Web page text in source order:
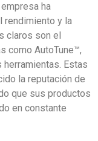
ha
rendimiento y la
claros son el
como AutoTune™,
Estas
la reputación de
que sus productos
en constante